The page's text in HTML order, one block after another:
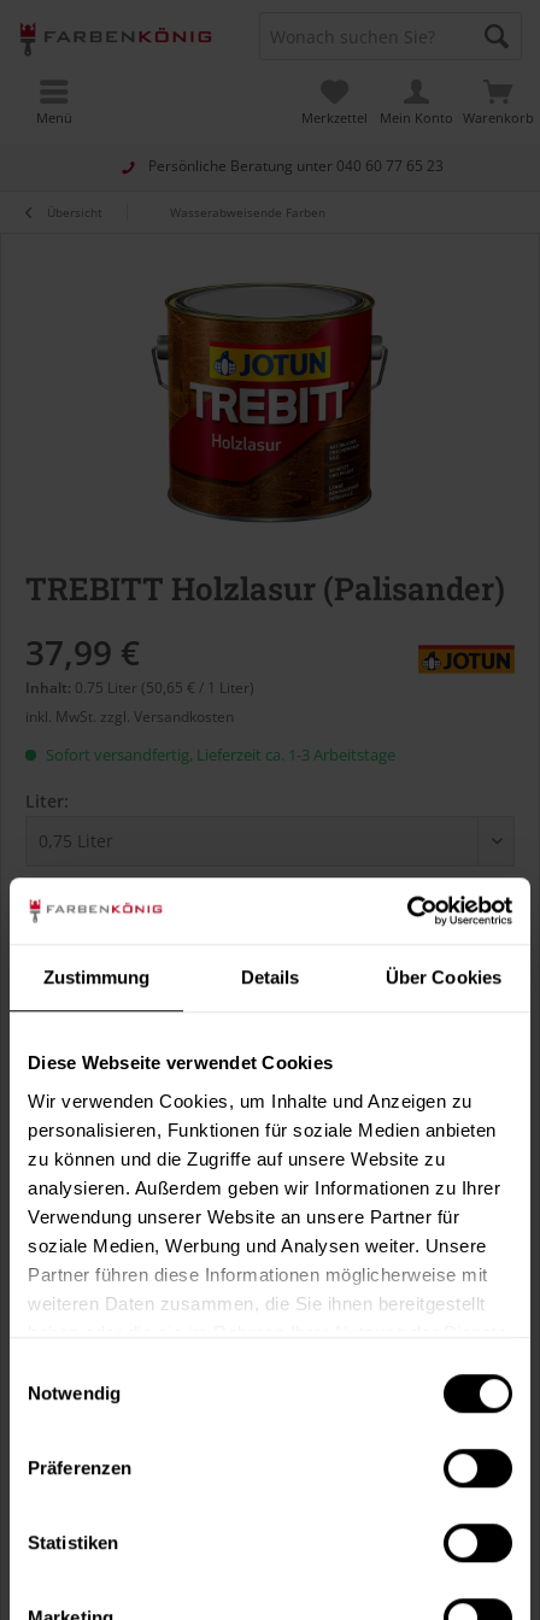
Zustimmung Details Über Cookies
Diese Webseite verwendet Cookies
Wir verwenden Cookies, um Inhalte und Anzeigen zu
personalisieren, Funktionen für soziale Medien anbieten
zu können und die Zugriffe auf unsere Website zu
analysieren. Außerdem geben wir Informationen zu Ihrer
Verwendung unserer Website an unsere Partner für
soziale Medien, Werbung und Analysen weiter. Unsere
Partner führen diese Informationen möglicherweise mit
weiteren Daten zusammen, die Sie ihnen bereitgestellt
Notwendig
Präferenzen
Statistiken
Persönliche Beratung unter 040 60 77 65 23
Warenkorb
Merkzettel Mein Konto
Menü
Übersicht Wasserabweisende Farben
TREBITT Holzlasur (Palisander)
37,99 €
Inhalt: 0.75 Liter (50,65 € / 1 Liter)
inkl. MwSt. zzgl. Versandkosten
Sofort versandfertig, Lieferzeit ca. 1-3 Arbeitstage
Liter:
Verbrauch berechnen
m²
In den Warenkorb
Merken Fragen zum Artikel?
Artikel-Nr.: JTN0017PALISANDER
Versand innerhalb von 48h*